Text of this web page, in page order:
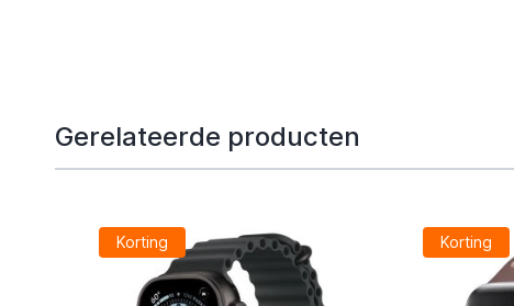
Gerelateerde producten
Korting Korting